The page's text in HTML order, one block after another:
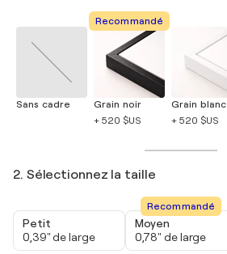
Sans cadre
Recommandé
Grain noir
+ 520 $US
Grain blanc
+ 520 $US
2. Sélectionnez la taille
Petit
0,39" de large
Recommandé
Moyen
0,78" de large